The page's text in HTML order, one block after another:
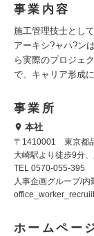
事業内容
施工管理技士とし
アーキシ?ャハ?ン
ら実際のプロジェ
で、キャリア形成
事業所
本社
〒1410001 東京都
大崎駅より徒歩9分
TEL 0570-055-395
人事企画グループ/内
ホームペー